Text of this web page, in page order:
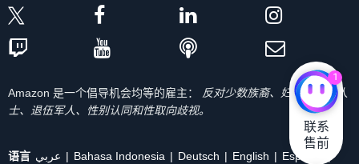
Amazon 是一个倡导机会均等的雇主：
反对少数族裔、妇女、残疾人
士、退伍军人、性别认同和性取向歧视。
语言 عربي Bahasa Indonesia Deutsch English
Español
1
联系
售前